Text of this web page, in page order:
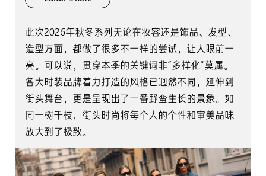
此次2026年秋冬系列无论在妆容还是饰品、发型、
造型方面，都做了很多不一样的尝试，让人眼前一
亮。可以说，贯穿本季的关键词非“多样化”莫属。
各大时装品牌着力打造的风格已迥然不同，延伸到
街头舞台，更是呈现出了一番野蛮生长的景象。如
同一树千枝，街头时尚将每个人的个性和审美品味
放大到了极致。